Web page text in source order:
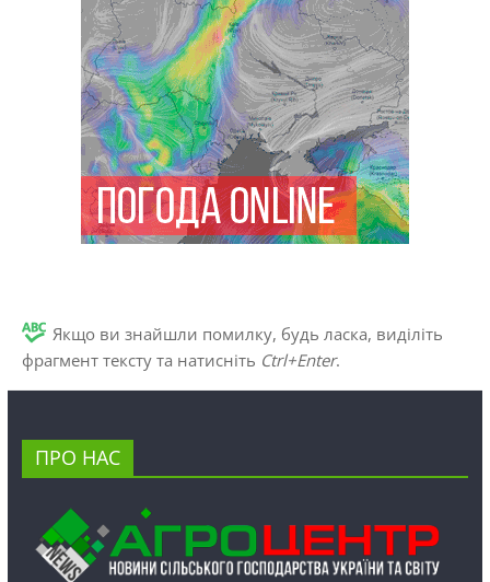
Якщо ви знайшли помилку, будь ласка, виділіть
фрагмент тексту та натисніть Ctrl+Enter.
ПРО НАС